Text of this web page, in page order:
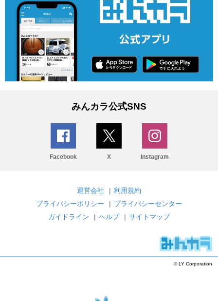
みんカラ公式SNS
Facebook X Instagram
運営会社 | 利用規約
プライバシーポリシー
| プライバシーセンター
ガイドライン
| ヘルプ | サイトマップ
© LY Corporation